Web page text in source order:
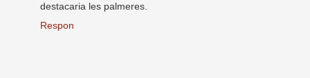
destacaria les palmeres.
Respon